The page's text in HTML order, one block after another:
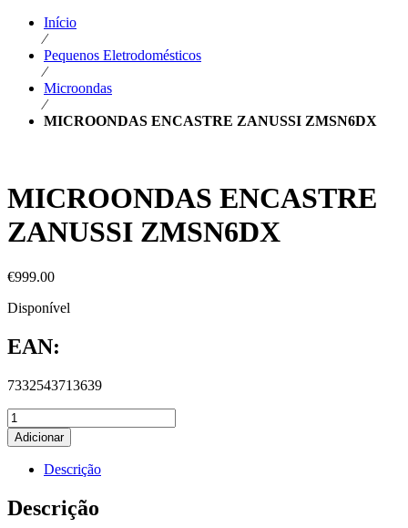
Início
⁄
Pequenos Eletrodomésticos
⁄
Microondas
⁄
MICROONDAS ENCASTRE ZANUSSI ZMSN6DX
MICROONDAS ENCASTRE
ZANUSSI ZMSN6DX
€999.00
Disponível
EAN:
7332543713639
Adicionar
Descrição
Descrição